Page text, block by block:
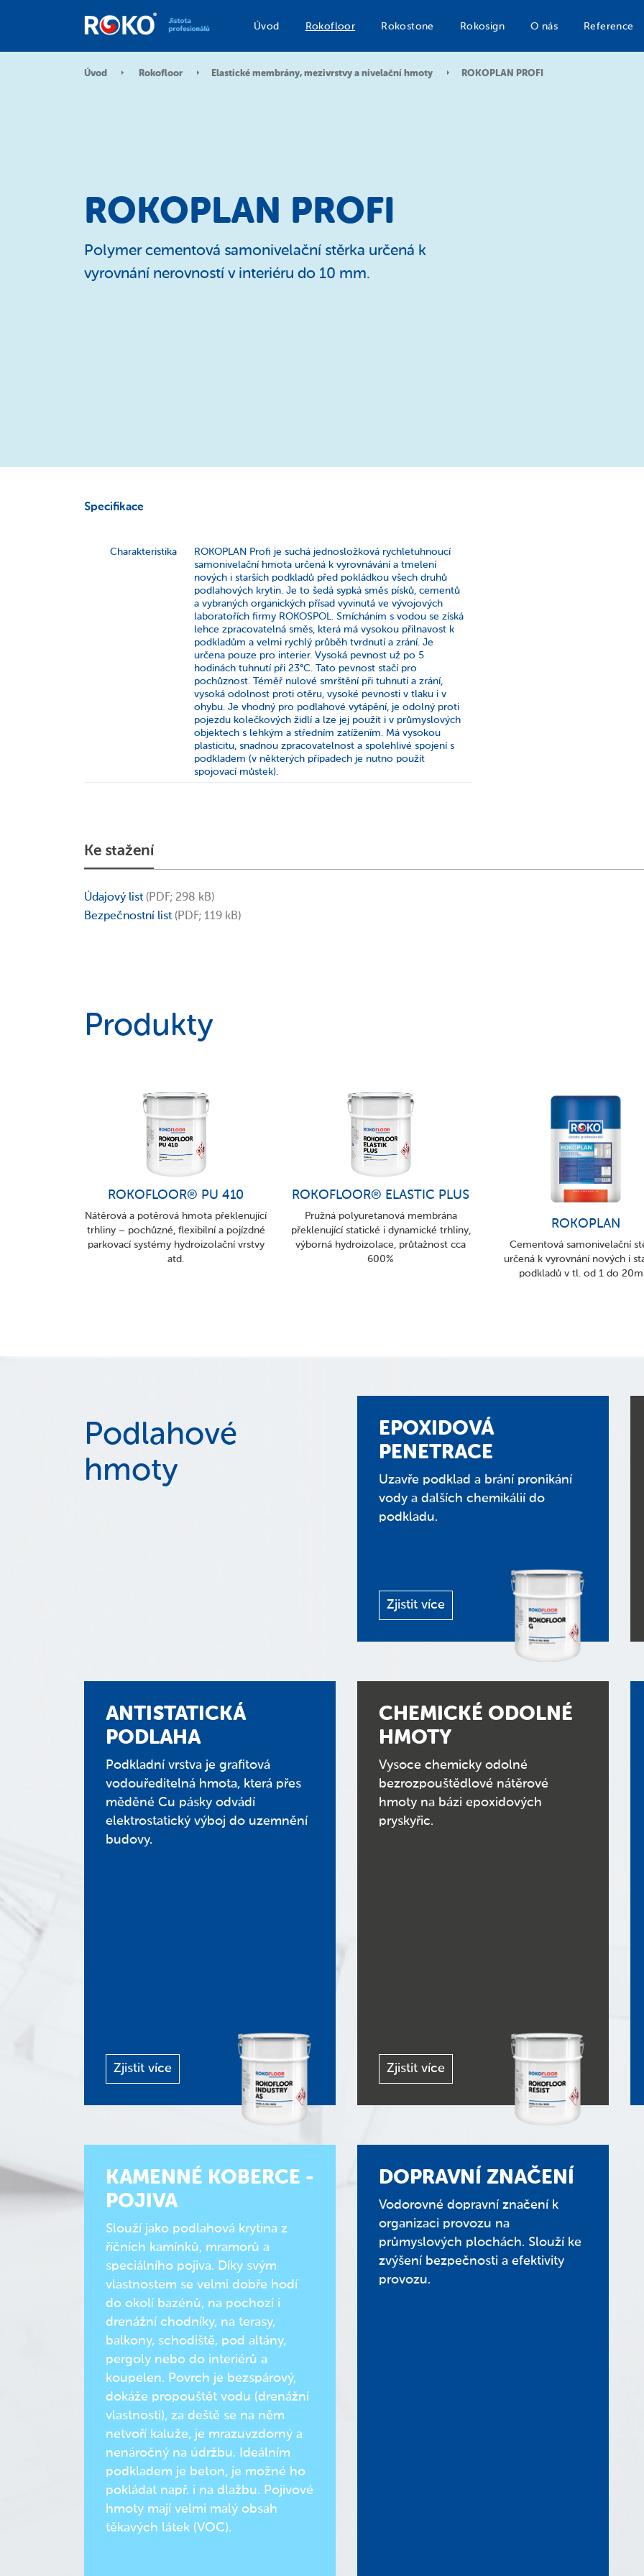
Úvod Rokofloor Rokostone Rokosign O nás Reference
Úvod Rokofloor Elastické membrány, mezivrstvy a nivelační hmoty ROKOPLAN PROFI
ROKOPLAN PROFI
Polymer cementová samonivelační stěrka určená k
vyrovnání nerovností v interiéru do 10 mm.
Specifikace
Charakteristika
ROKOPLAN Profi je suchá jednosložková rychletuhnoucí
samonivelační hmota určená k vyrovnávání a tmelení
nových i starších podkladů před pokládkou všech druhů
podlahových krytin. Je to šedá sypká směs písků, cementů
a vybraných organických přísad vyvinutá ve vývojových
laboratořích firmy ROKOSPOL. Smícháním s vodou se získá
lehce zpracovatelná směs, která má vysokou přilnavost k
podkladům a velmi rychlý průběh tvrdnutí a zrání. Je
určena pouze pro interier. Vysoká pevnost už po 5
hodinách tuhnutí při 23°C. Tato pevnost stačí pro
pochůznost. Téměř nulové smrštění při tuhnutí a zrání,
vysoká odolnost proti otěru, vysoké pevnosti v tlaku i v
ohybu. Je vhodný pro podlahové vytápění, je odolný proti
pojezdu kolečkových židlí a lze jej použít i v průmyslových
objektech s lehkým a středním zatížením. Má vysokou
plasticitu, snadnou zpracovatelnost a spolehlivé spojení s
podkladem (v některých případech je nutno použít
spojovací můstek).
Ke stažení
Údajový list (PDF; 298 kB)
Bezpečnostní list (PDF; 119 kB)
Produkty
ROKOFLOOR® PU 410
Nátěrová a potěrová hmota překlenující
trhliny – pochůzné, flexibilní a pojízdné
parkovací systémy hydroizolační vrstvy
atd.
ROKOFLOOR® ELASTIC PLUS
Pružná polyuretanová membrána
překlenující statické i dynamické trhliny,
výborná hydroizolace, průtažnost cca
600%
ROKOPLAN
Cementová samonivelační
určená k vyrovnání nových i
podkladů v tl. od 1 do
Podlahové
hmoty
EPOXIDOVÁ
PENETRACE
Uzavře podklad a brání pronikání
vody a dalších chemikálií do
podkladu.
Zjistit více
ANTISTATICKÁ
PODLAHA
Podkladní vrstva je grafitová
vodouředitelná hmota, která přes
měděné Cu pásky odvádí
elektrostatický výboj do uzemnění
budovy.
Zjistit více
CHEMICKÉ ODOLNÉ
HMOTY
Vysoce chemicky odolné
bezrozpouštědlové nátěrové
hmoty na bázi epoxidových
pryskyřic.
Zjistit více
KAMENNÉ KOBERCE -
POJIVA
Slouží jako podlahová krytina z
říčních kamínků, mramorů a
speciálního pojiva. Díky svým
vlastnostem se velmi dobře hodí
do okolí bazénů, na pochozí i
drenážní chodníky, na terasy,
balkony, schodiště, pod altány,
pergoly nebo do interiérů a
koupelen. Povrch je bezspárový,
dokáže propouštět vodu (drenážní
vlastnosti), za deště se na něm
netvoří kaluže, je mrazuvzdorný a
nenáročný na údržbu. Ideálním
podkladem je beton, je možné ho
pokládat např. i na dlažbu. Pojivové
hmoty mají velmi malý obsah
těkavých látek (VOC).
DOPRAVNÍ ZNAČENÍ
Vodorovné dopravní značení k
organizaci provozu na
průmyslových plochách. Slouží ke
zvýšení bezpečnosti a efektivity
provozu.